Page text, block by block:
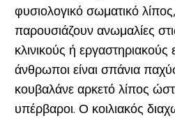
φυσιολογικό σωματικό
παρουσιάζουν ανωμαλίες
κλινικούς ή εργαστηριακούς
άνθρωποι είναι σπάνια
κουβαλάνε αρκετό λίπος
υπέρβαροι. Ο κοιλιακός